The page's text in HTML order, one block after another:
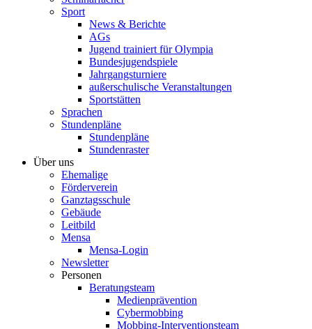
Sport
News & Berichte
AGs
Jugend trainiert für Olympia
Bundesjugendspiele
Jahrgangsturniere
außerschulische Veranstaltungen
Sportstätten
Sprachen
Stundenpläne
Stundenpläne
Stundenraster
Über uns
Ehemalige
Förderverein
Ganztagsschule
Gebäude
Leitbild
Mensa
Mensa-Login
Newsletter
Personen
Beratungsteam
Medienprävention
Cybermobbing
Mobbing-Interventionsteam